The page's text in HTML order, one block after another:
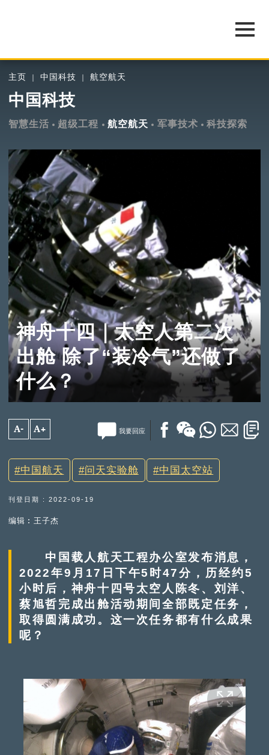
主页 中国科技 航空航天
中国科技
智慧生活 超级工程 航空航天 军事技术 科技探索
神舟十四｜太空人第二次
出舱 除了“装冷气”还做了
什么？
A- A+ 我要回应
中国航天 问天实验舱 中国太空站
刊登日期 : 2022-09-19
编辑︰王子杰
中国载人航天工程办公室发布消息，
2022年9月17日下午5时47分，历经约5
小时后，神舟十四号太空人陈冬、刘洋、
蔡旭哲完成出舱活动期间全部既定任务，
取得圆满成功。这一次任务都有什么成果
呢？